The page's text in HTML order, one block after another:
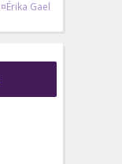
¤Érika Gael